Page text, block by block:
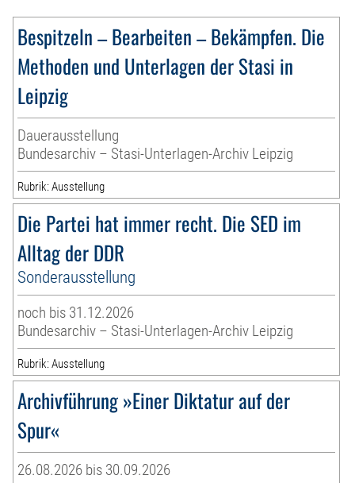
Bespitzeln – Bearbeiten – Bekämpfen. Die
Methoden und Unterlagen der Stasi in
Leipzig
Dauerausstellung
Bundesarchiv – Stasi-Unterlagen-Archiv Leipzig
Rubrik: Ausstellung
Die Partei hat immer recht. Die SED im
Alltag der DDR
Sonderausstellung
noch bis 31.12.2026
Bundesarchiv – Stasi-Unterlagen-Archiv Leipzig
Rubrik: Ausstellung
Archivführung »Einer Diktatur auf der
Spur«
26.08.2026 bis 30.09.2026